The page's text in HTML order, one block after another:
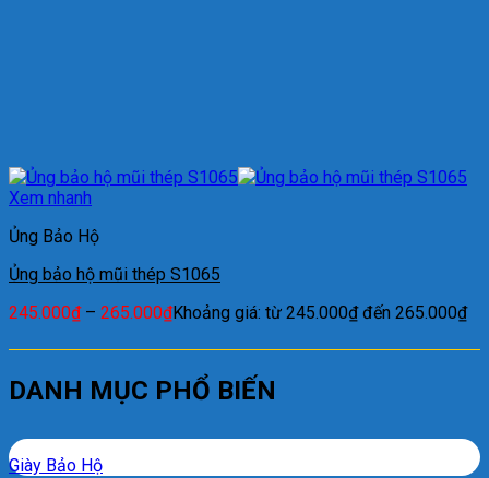
Xem nhanh
Ủng Bảo Hộ
Ủng bảo hộ mũi thép S1065
245.000₫ – 265.000₫Khoảng giá: từ 245.000₫ đến 265.000₫
DANH MỤC PHỔ BIẾN
Giày Bảo Hộ